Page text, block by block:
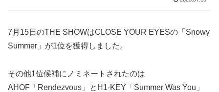
7月15日のTHE SHOWはCLOSE YOUR EYESの「Snowy
Summer」が1位を獲得しました。
その他1位候補にノミネートされたのは
AHOF「Rendezvous」とH1-KEY「Summer Was You」